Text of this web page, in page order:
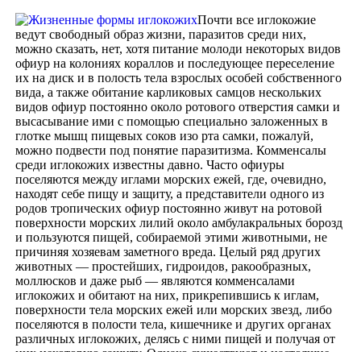
Почти все иглокожие
ведут свободный образ жизни, паразитов среди них,
можно сказать, нет, хотя питание молоди некоторых видов
офиур на колониях кораллов и последующее переселение
их на диск и в полость тела взрослых особей собственного
вида, а также обитание карликовых самцов нескольких
видов офиур постоянно около ротового отверстия самки и
высасывание ими с помощью специально заложенных в
глотке мышц пищевых соков изо рта самки, пожалуй,
можно подвести под понятие паразитизма. Комменсалы
среди иглокожих известны давно. Часто офиуры
поселяются между иглами морских ежей, где, очевидно,
находят себе пищу и защиту, а представители одного из
родов тропических офиур постоянно живут на ротовой
поверхности морских лилий около амбулакральных борозд
и пользуются пищей, собираемой этими животными, не
причиняя хозяевам заметного вреда. Целый ряд других
животных — простейших, гидроидов, ракообразных,
моллюсков и даже рыб — являются комменсалами
иглокожих и обитают на них, прикрепившись к иглам,
поверхности тела морских ежей или морских звезд, либо
поселяются в полости тела, кишечнике и других органах
различных иглокожих, делясь с ними пищей и получая от